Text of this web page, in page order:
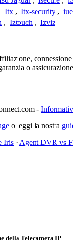
, Itx , Itx-security ,
, Iztouch , Izviz
o
-
o leggi la nostra
Iris · Agent DVR vs
della Telecamera IP